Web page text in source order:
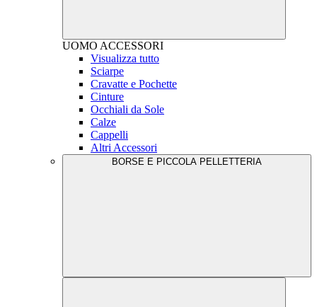
UOMO ACCESSORI
Visualizza tutto
Sciarpe
Cravatte e Pochette
Cinture
Occhiali da Sole
Calze
Cappelli
Altri Accessori
BORSE E PICCOLA PELLETTERIA